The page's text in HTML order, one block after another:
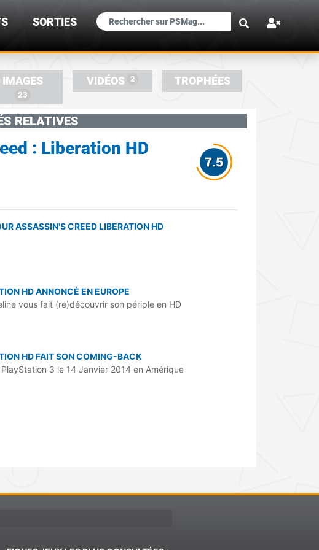
×
SORTIES
IMAGES
23
VIDÉOS 2 TROPHÉES
RELATIVES
: Liberation HD
ASSASSIN'S CREED LIBERATION HD
HD ANNONCÉ EN EUROPE
vous fait (re)découvrir son périple en HD
HD FAIT SON COMING-BACK
3 le 14 Janvier 2014 en Amérique